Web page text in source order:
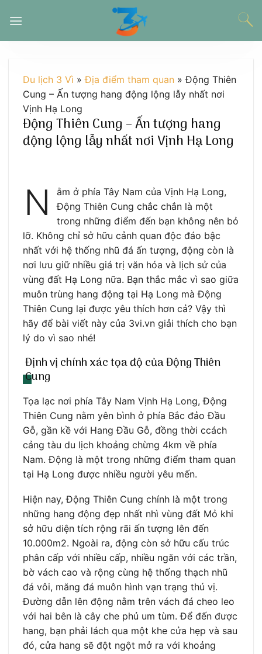
đến
Du lịch 3 Vì »Địa điểm tham quan »Động Thiên
Cung – Ấn tượng hang động lộng lẫy nhất nơi
Vịnh Hạ Long
Động Thiên Cung – Ấn tượng hang
động lộng lẫy nhất nơi Vịnh Hạ Long
N
ằm ở phía Tây Nam của Vịnh Hạ Long,
Động Thiên Cung chắc chắn là một
trong những điểm đến bạn không nên bỏ
lỡ. Không chỉ sở hữu cảnh quan độc đáo bậc
nhất với hệ thống nhũ đá ấn tượng, động còn là
nơi lưu giữ nhiều giá trị văn hóa và lịch sử của
vùng đất Hạ Long nữa. Bạn thắc mắc vì sao giữa
muôn trùng hang động tại Hạ Long mà Động
Thiên Cung lại được yêu thích hơn cả? Vậy thì
hãy để bài viết này của 3vi.vn giải thích cho bạn
lý do vì sao nhé!
Định vị chính xác tọa độ của Động Thiên
Cung
Tọa lạc nơi phía Tây Nam Vịnh Hạ Long, Động
Thiên Cung nằm yên bình ở phía Bắc đảo Đầu
Gỗ, gần kề với Hang Đầu Gỗ, đồng thời ccách
cảng tàu du lịch khoảng chừng 4km về phía
Nam. Động là một trong những điểm tham quan
tại Hạ Long được nhiều người yêu mến.
Hiện nay, Động Thiên Cung chính là một trong
những hang động đẹp nhất nhì vùng đất Mỏ khi
sở hữu diện tích rộng rãi ấn tượng lên đến
10.000m2. Ngoài ra, động còn sở hữu cấu trúc
phân cấp với nhiều cấp, nhiều ngăn với các trần,
bờ vách cao và rộng cùng hệ thống thạch nhũ
đá vôi, măng đá muôn hình vạn trạng thú vị.
Đường dẫn lên động nằm trên vách đá cheo leo
với hai bên là cây che phủ um tùm. Để đến được
hang, bạn phải lách qua một khe cửa hẹp và sau
đó, cửa hang sẽ đột ngột mở ra với khoảng